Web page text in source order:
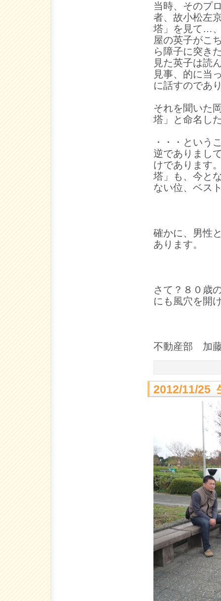
当時、そのプ
者、故小松左
塔」を見て…
屋の英子がこ
ら障子に突き
見た英子は読
見事、的に当
に話すのであ
それを聞いた
塔」と命名し
・・・という
逆でありまし
けであります
塔」も、今と
ない位、ベス
確かに、男性
あります。
さて？８０歳
にも風穴を開
不動産部 加
2012/11/25